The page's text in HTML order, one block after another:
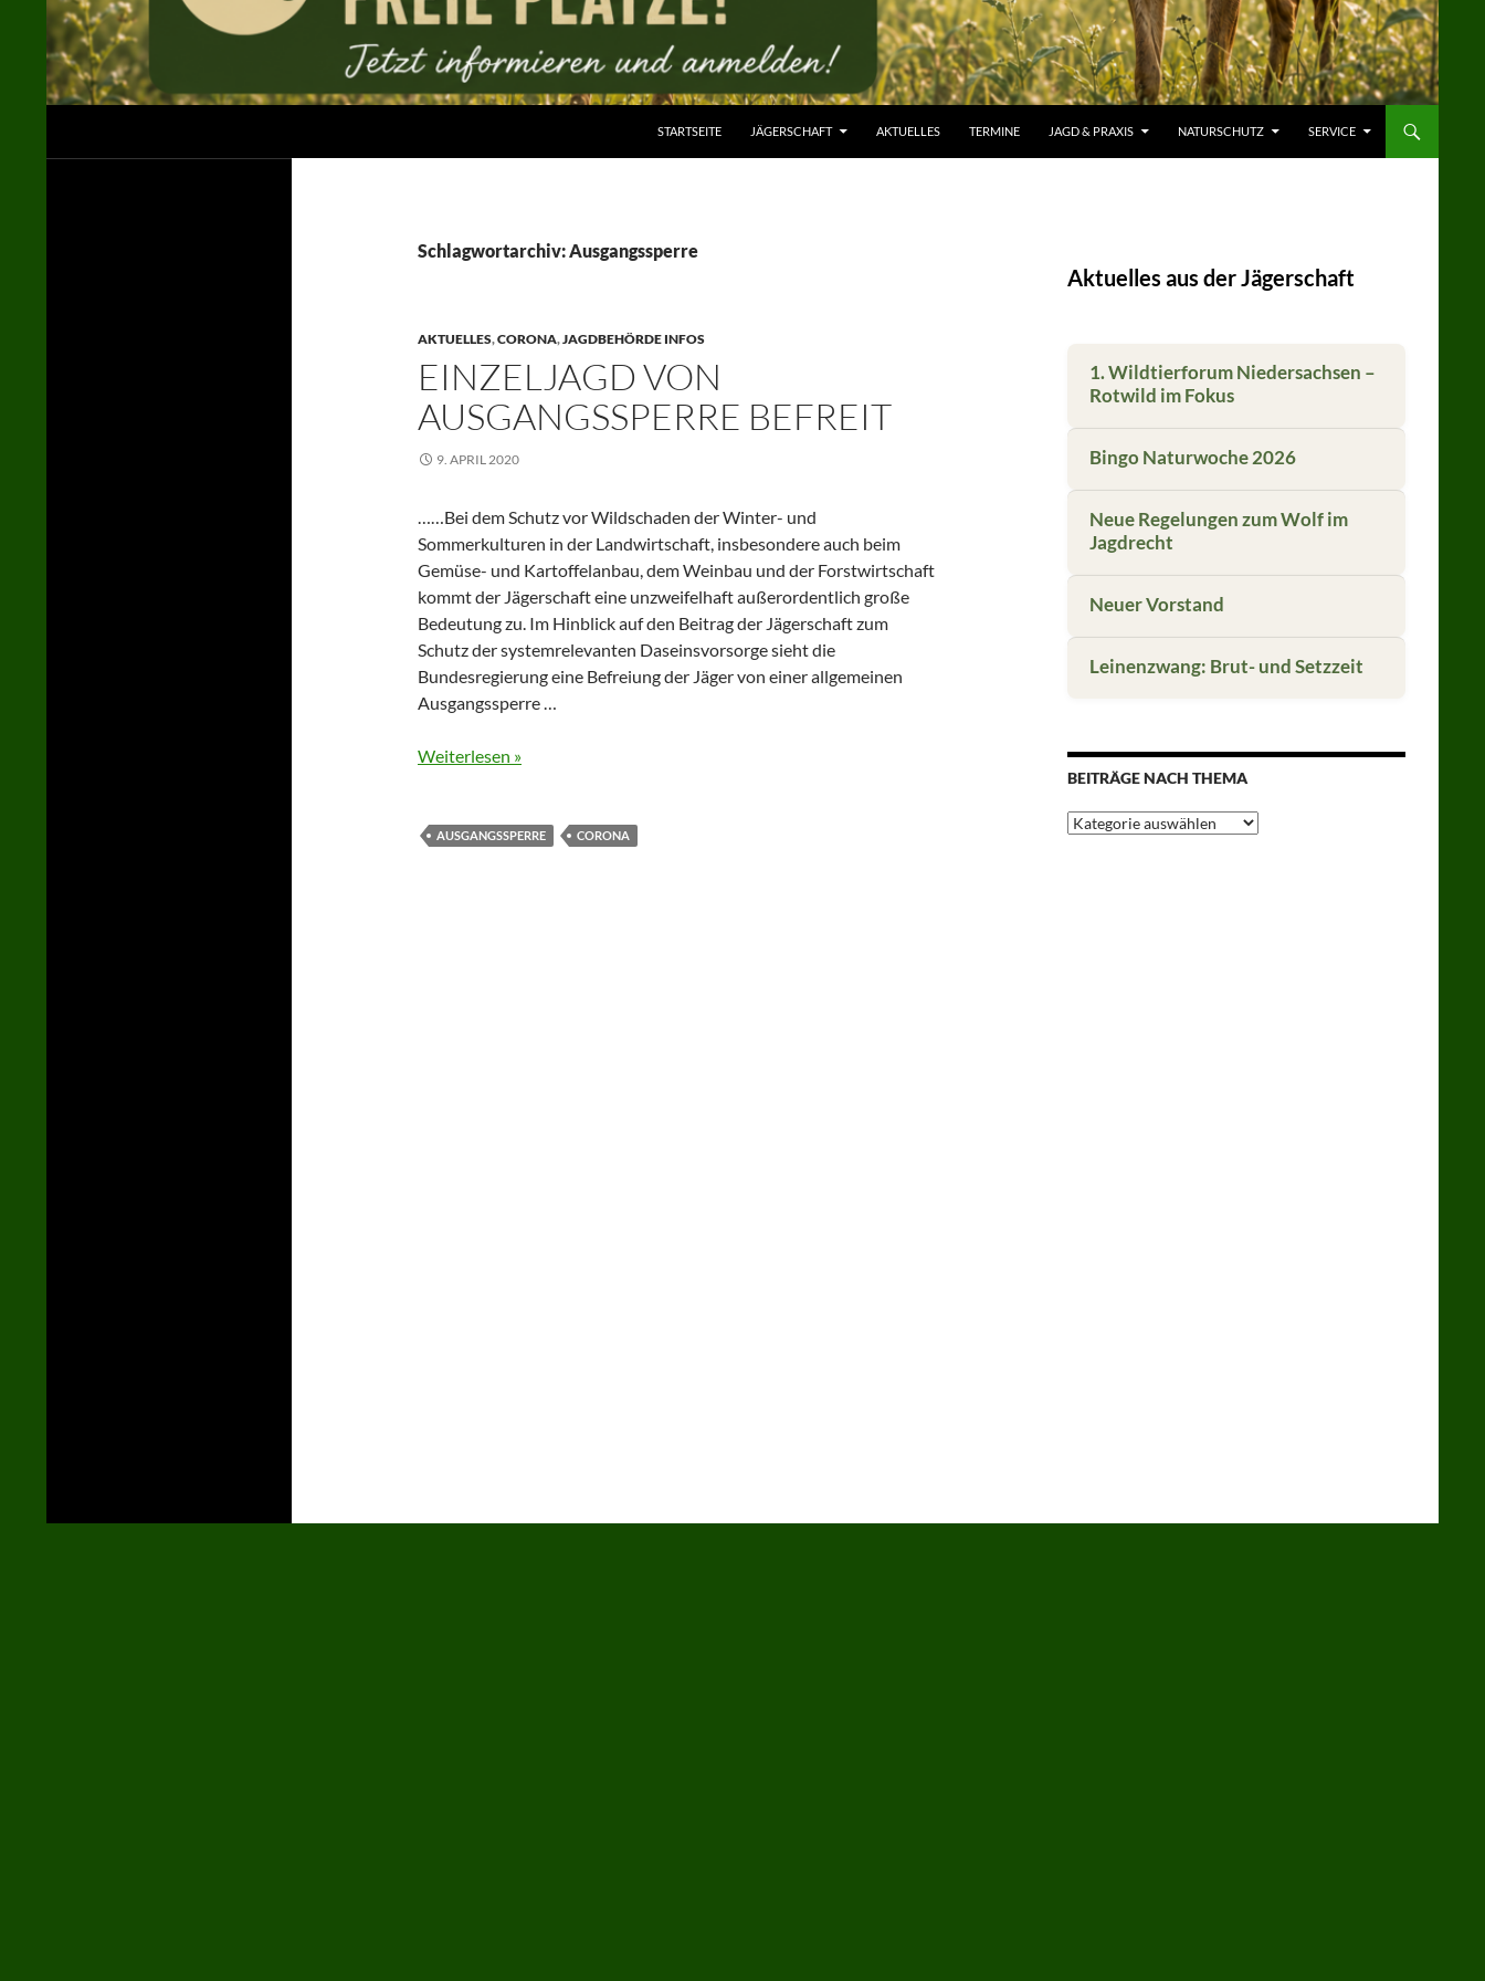
STARTSEITE JÄGERSCHAFT AKTUELLES TERMINE JAGD & PRAXIS NATURSCHUTZ SERVICE
Schlagwortarchiv: Ausgangssperre
AKTUELLES,CORONA,JAGDBEHÖRDE INFOS
EINZELJAGD VON
AUSGANGSSPERRE BEFREIT
9. APRIL 2020
……Bei dem Schutz vor Wildschaden der Winter- und
Sommerkulturen in der Landwirtschaft, insbesondere auch beim
Gemüse- und Kartoffelanbau, dem Weinbau und der Forstwirtschaft
kommt der Jägerschaft eine unzweifelhaft außerordentlich große
Bedeutung zu. Im Hinblick auf den Beitrag der Jägerschaft zum
Schutz der systemrelevanten Daseinsvorsorge sieht die
Bundesregierung eine Befreiung der Jäger von einer allgemeinen
Ausgangssperre …
Weiterlesen »
AUSGANGSSPERRE CORONA
Aktuelles aus der Jägerschaft
1. Wildtierforum Niedersachsen –
Rotwild im Fokus
Bingo Naturwoche 2026
Neue Regelungen zum Wolf im
Jagdrecht
Neuer Vorstand
Leinenzwang: Brut- und Setzzeit
BEITRÄGE NACH THEMA
Beiträge
nach